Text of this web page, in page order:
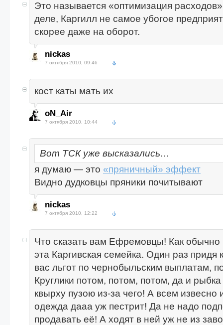
Это называется «оптимизация
деле, Каргилл не самое убогое
скорее даже на оборот.
nickas
7 октября 2010, 09:46
кост каты мать их
oN_Air
7 октября 2010, 10:44
Вот ТСК уже высказались…
я думаю — это «пряничный» эффект
Видно дудковцы пряники почитывают
nickas
7 октября 2010, 12:22
Что сказать вам Ефремовцы! Как обычно
эта Каргивская семейка. Один раз придя
вас льгот по чернобыльским выплатам,
Круглики потом, потом, потом, да и рыбка
квырху пузою из-за чего! А всем извесно
одежда дааа уж пестрит! Да не надо
продавать её! А ходят в ней уж не из